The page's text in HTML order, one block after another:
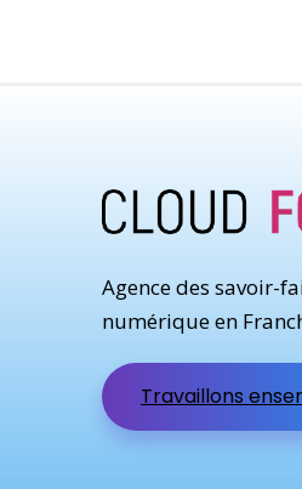
Agence des savoir-
numérique en
Travaillons